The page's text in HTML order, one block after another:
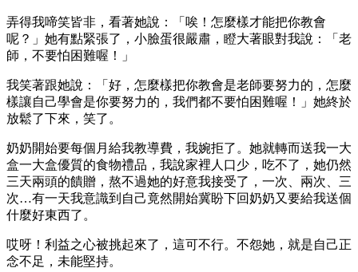
弄得我啼笑皆非，看著她說：「唉！怎麼樣才能把你教會
呢？」她有點緊張了，小臉蛋很嚴肅，瞪大著眼對我說：「老
師，不要怕困難喔！」
我笑著跟她說：「好，怎麼樣把你教會是老師要努力的，怎麼
樣讓自己學會是你要努力的，我們都不要怕困難喔！」她終於
放鬆了下來，笑了。
奶奶開始要每個月給我教導費，我婉拒了。她就轉而送我一大
盒一大盒優質的食物禮品，我說家裡人口少，吃不了，她仍然
三天兩頭的饋贈，熬不過她的好意我接受了，一次、兩次、三
次…有一天我意識到自己竟然開始冀盼下回奶奶又要給我送個
什麼好東西了。
哎呀！利益之心被挑起來了，這可不行。不怨她，就是自己正
念不足，未能堅持。